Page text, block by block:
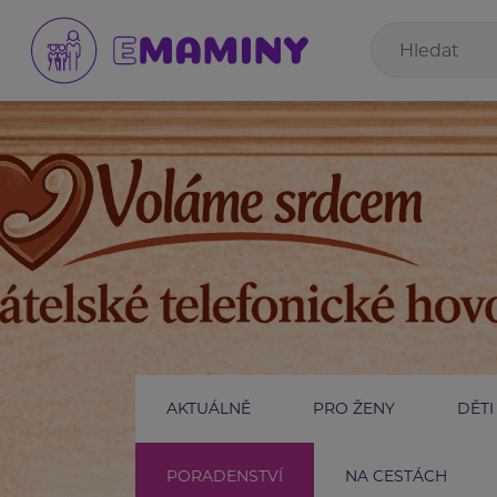
AKTUÁLNĚ PRO ŽENY DĚTI
PORADENSTVÍ NA CESTÁCH